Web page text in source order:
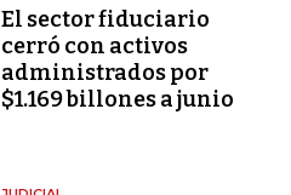
El sector fiduciario
cerró con activos
administrados por
$1.169 billones a junio